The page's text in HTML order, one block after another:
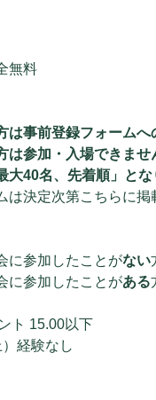
無料
は事前登録フォームへ
は参加・入場できませ
大40名、先着順」とな
は決定次第こちらに掲
に参加したことがない
に参加したことがある
ト 15.00以下
）経験なし